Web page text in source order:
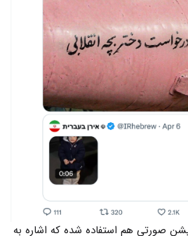
صورتی هم استفاده شده که اشاره به